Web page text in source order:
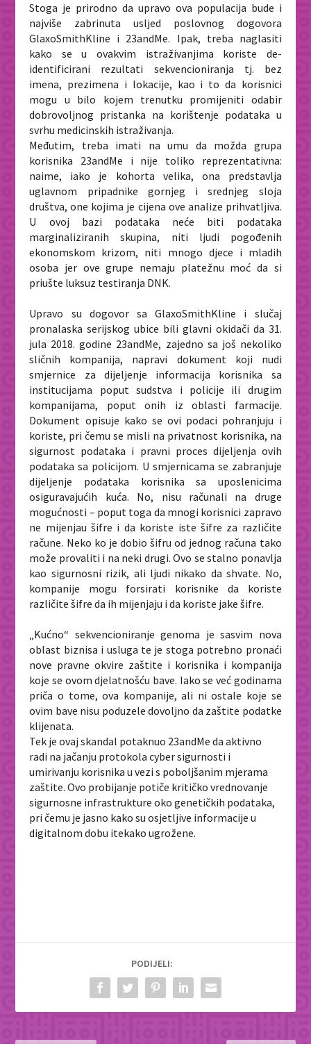
Stoga je prirodno da upravo ova populacija bude i
najviše zabrinuta usljed poslovnog dogovora
GlaxoSmithKline i 23andMe. Ipak, treba naglasiti
kako se u ovakvim istraživanjima koriste de-
identificirani rezultati sekvencioniranja tj. bez
imena, prezimena i lokacije, kao i to da korisnici
mogu u bilo kojem trenutku promijeniti odabir
dobrovoljnog pristanka na korištenje podataka u
svrhu medicinskih istraživanja.
Međutim, treba imati na umu da možda grupa
korisnika 23andMe i nije toliko reprezentativna:
naime, iako je kohorta velika, ona predstavlja
uglavnom pripadnike gornjeg i srednjeg sloja
društva, one kojima je cijena ove analize prihvatljiva.
U ovoj bazi podataka neće biti podataka
marginaliziranih skupina, niti ljudi pogođenih
ekonomskom krizom, niti mnogo djece i mladih
osoba jer ove grupe nemaju platežnu moć da si
priušte luksuz testiranja DNK.
Upravo su dogovor sa GlaxoSmithKline i slučaj
pronalaska serijskog ubice bili glavni okidači da 31.
jula 2018. godine 23andMe, zajedno sa još nekoliko
sličnih kompanija, napravi dokument koji nudi
smjernice za dijeljenje informacija korisnika sa
institucijama poput sudstva i policije ili drugim
kompanijama, poput onih iz oblasti farmacije.
Dokument opisuje kako se ovi podaci pohranjuju i
koriste, pri čemu se misli na privatnost korisnika, na
sigurnost podataka i pravni proces dijeljenja ovih
podataka sa policijom. U smjernicama se zabranjuje
dijeljenje podataka korisnika sa uposlenicima
osiguravajućih kuća. No, nisu računali na druge
mogućnosti – poput toga da mnogi korisnici zapravo
ne mijenjau šifre i da koriste iste šifre za različite
račune. Neko ko je dobio šifru od jednog računa tako
može provaliti i na neki drugi. Ovo se stalno ponavlja
kao sigurnosni rizik, ali ljudi nikako da shvate. No,
kompanije mogu forsirati korisnike da koriste
različite šifre da ih mijenjaju i da koriste jake šifre.
„Kućno“ sekvencioniranje genoma je sasvim nova
oblast biznisa i usluga te je stoga potrebno pronaći
nove pravne okvire zaštite i korisnika i kompanija
koje se ovom djelatnošću bave. Iako se već godinama
priča o tome, ova kompanije, ali ni ostale koje se
ovim bave nisu poduzele dovoljno da zaštite podatke
klijenata.
Tek je ovaj skandal potaknuo 23andMe da aktivno
radi na jačanju protokola cyber sigurnosti i
umirivanju korisnika u vezi s poboljšanim mjerama
zaštite. Ovo probijanje potiče kritičko vrednovanje
sigurnosne infrastrukture oko genetičkih podataka,
pri čemu je jasno kako su osjetljive informacije u
digitalnom dobu itekako ugrožene.
PODIJELI: